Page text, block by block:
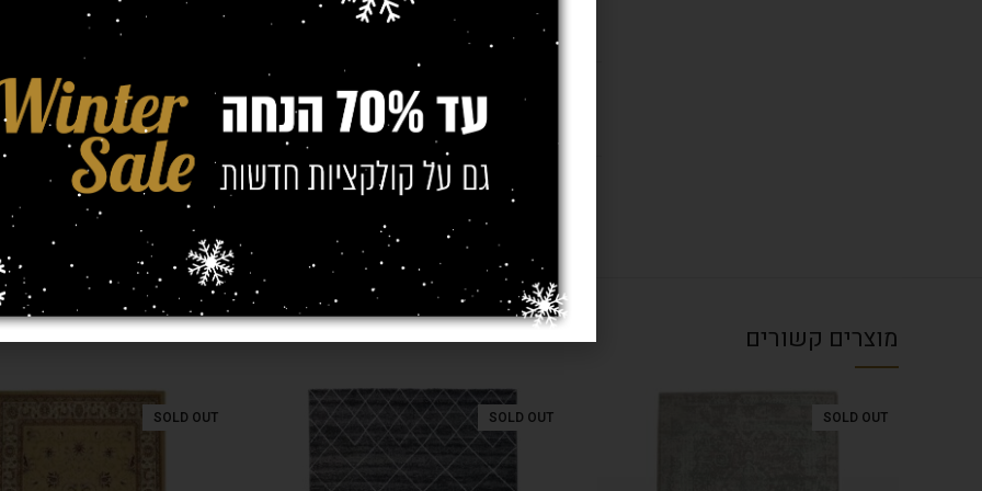
חומר
בחרו מידה (מטר) 1.60/2.30
,
2.90
עובי שטיח
מוצרים קשורים
SOLD OUT
SOLD OUT
SOLD OUT